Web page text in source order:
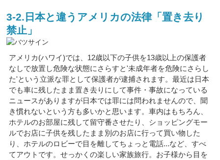
3-2.日本と違うアメリカの法律「置き去り
禁止」
アメリカ(ハワイ)では、12歳以下の子供を13歳以上の保護者
なしで放置し危険な状態にさらすと'未成年者を危険にさらし
た'という立派な罪として保護者が逮捕されます。最近は日本
でも車に残したまま置き去りにして事件・事故になっている
ニュースがありますが日本では罪には問われませんので、聞
き慣れないという方も多いかと思います。車内はもちろん、
ホテルのお部屋に残して留守番させたり、ショッピングモー
ルでお店に子供を残したまま別のお店に行って買い物した
り、ホテルのロビーで目を離してちょっと電話...など、すべ
てアウトです。せっかくの楽しい家族旅行。お子様から目を